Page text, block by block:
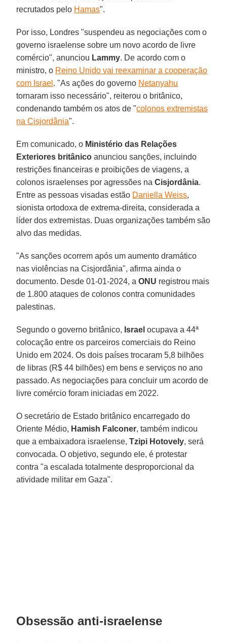
recrutados pelo Hamas".
Por isso, Londres "suspendeu as negociações com o
governo israelense sobre um novo acordo de livre
comércio", anunciou Lammy. De acordo com o
ministro, o Reino Unido vai reexaminar a cooperação
com Israel . "As ações do governo Netanyahu
tornaram isso necessário", reiterou o britânico,
condenando também os atos de "colonos extremistas
na Cisjordânia".
Em comunicado, o Ministério das Relações
Exteriores britânico anunciou sanções, incluindo
restrições financeiras e proibições de viagens, a
colonos israelenses por agressões naCisjordânia.
Entre as pessoas visadas estão Daniella Weiss,
sionista ortodoxa de extrema-direita, considerada a
líder dos extremistas. Duas organizações também são
alvo das medidas.
"As sanções ocorrem após um aumento dramático
nas violências na Cisjordânia", afirma ainda o
documento. Desde 01-01-2024, aONU registrou mais
de 1.800 ataques de colonos contra comunidades
palestinas.
Segundo o governo britânico, Israel ocupava a 44ª
colocação entre os parceiros comerciais do Reino
Unido em 2024. Os dois países trocaram 5,8 bilhões
de libras (R$ 44 bilhões) em bens e serviços no ano
passado. As negociações para concluir um acordo de
livre comércio foram iniciadas em 2022.
O secretário de Estado britânico encarregado do
Oriente Médio, Hamish Falconer, também indicou
que a embaixadora israelense,Tzipi Hotovely, será
convocada. O objetivo, segundo ele, é protestar
contra "a escalada totalmente desproporcional da
atividade militar em Gaza".
Obsessão anti-israelense